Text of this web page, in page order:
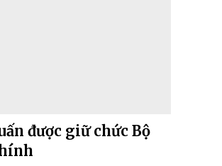
được giữ chức Bộ